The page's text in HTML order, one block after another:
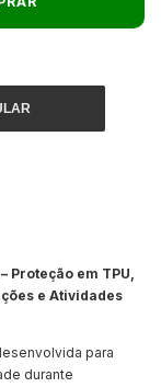
Proteção em TPU,
e Atividades
para
durante